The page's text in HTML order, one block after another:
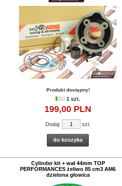
Produkt dostępny!
1 szt.
199,00 PLN
Dodaj: szt.
do koszyka
Cylinder kit + wał 44mm TOP
PERFORMANCES żeliwo 85 cm3 AM6
dzielona głowica